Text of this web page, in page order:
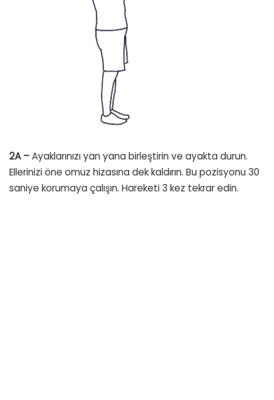
2A –Ayaklarınızı yan yana birleştirin ve ayakta durun.
Ellerinizi öne omuz hizasına dek kaldırın. Bu pozisyonu 30
saniye korumaya çalışın. Hareketi 3 kez tekrar edin.